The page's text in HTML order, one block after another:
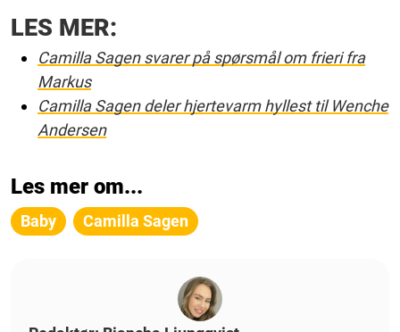
LES MER:
Camilla Sagen svarer på spørsmål om frieri fra
Markus
Camilla Sagen deler hjertevarm hyllest til Wenche
Andersen
Les mer om...
Baby Camilla Sagen